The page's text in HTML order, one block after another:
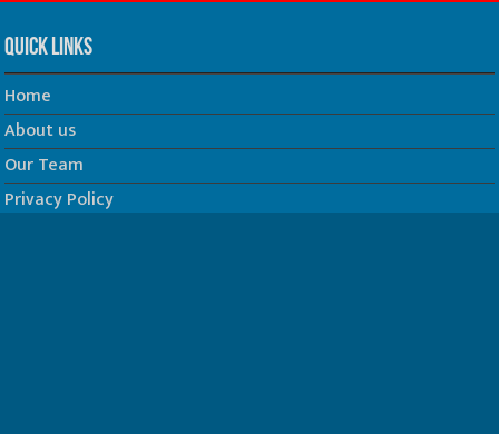
Quick Links
Home
About us
Our Team
Privacy Policy